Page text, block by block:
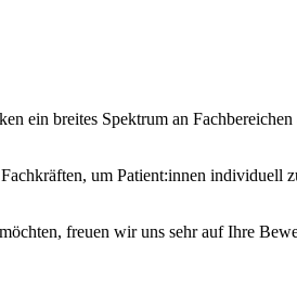
ein breites Spektrum an Fachbereichen
um Patient:innen individuell
freuen wir uns sehr auf Ihre